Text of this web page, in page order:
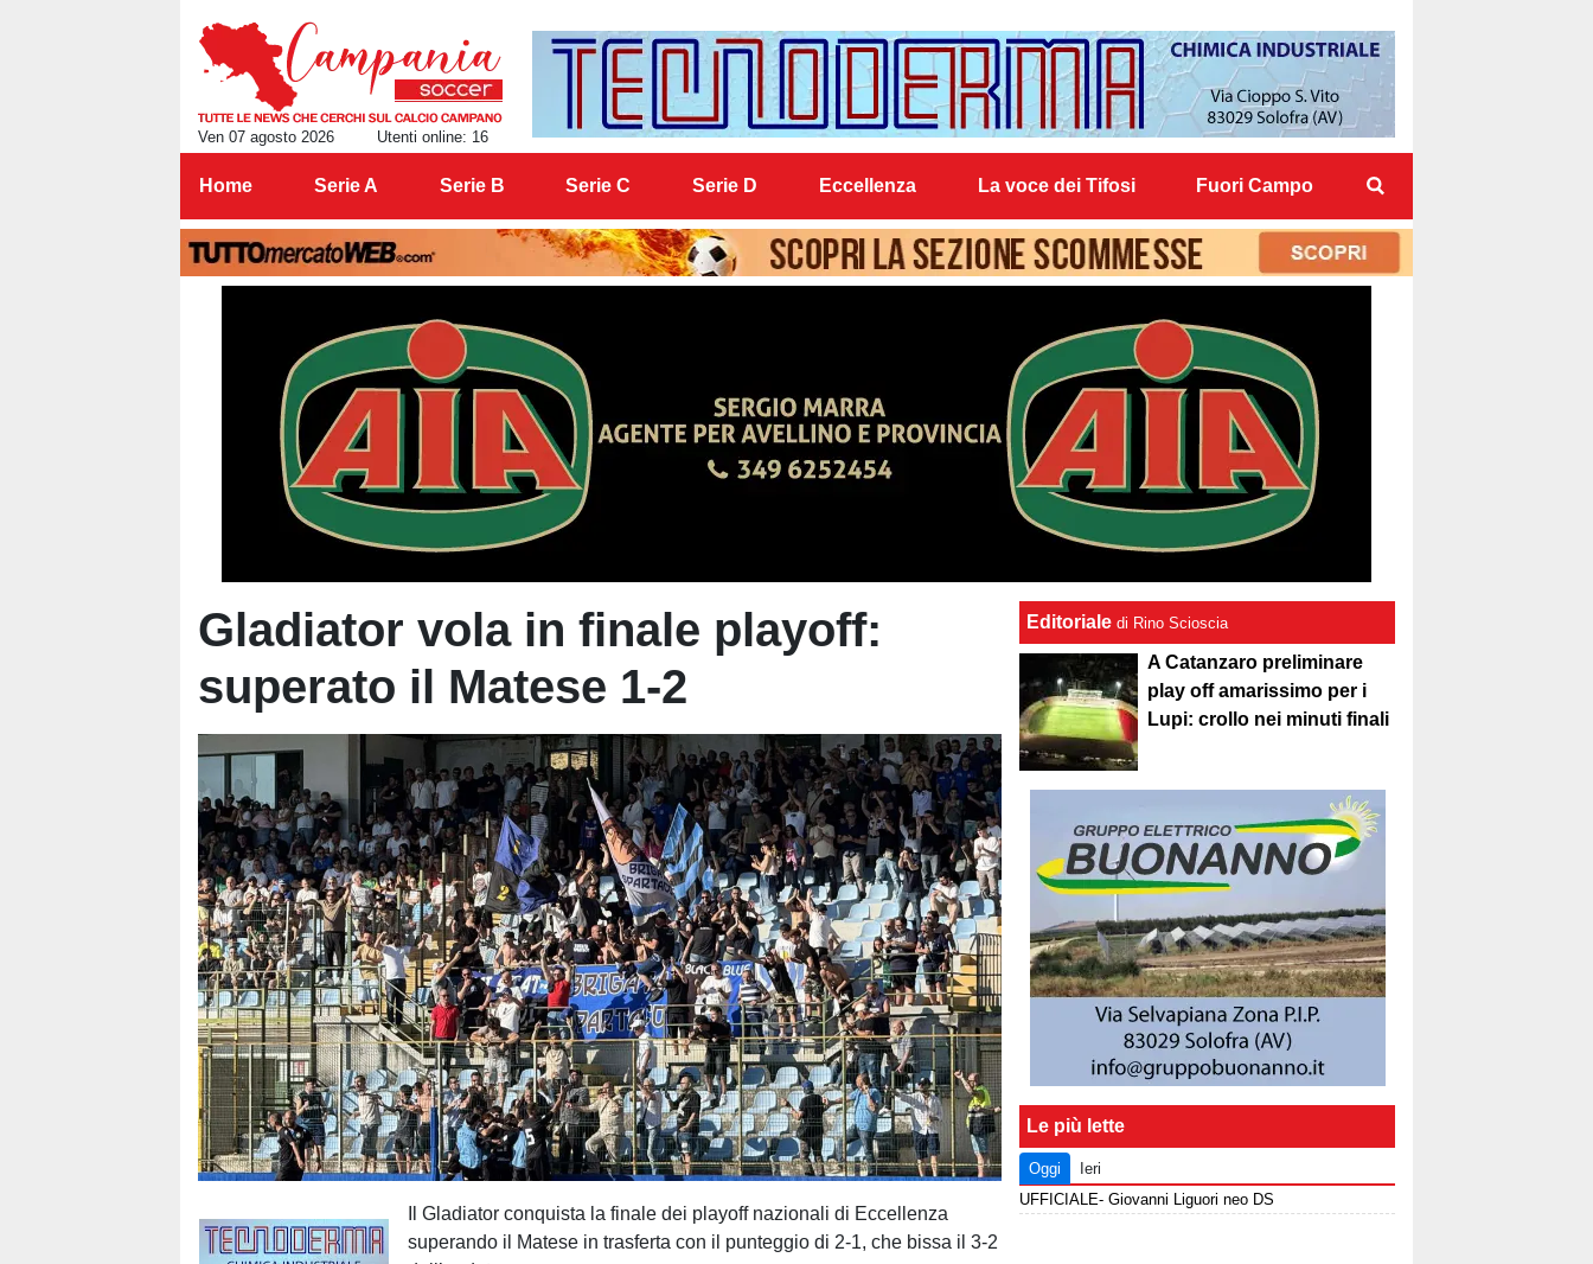
Ven 07 agosto 2026 Utenti online: 16
Home Serie A Serie B Serie C Serie D Eccellenza La voce dei Tifosi Fuori Campo
Gladiator vola in finale playoff:
superato il Matese 1-2
Il Gladiator conquista la finale dei playoff nazionali di Eccellenza
superando il Matese in trasferta con il punteggio di 2-1, che bissa il 3-2
Editoriale di Rino Scioscia
A Catanzaro preliminare
play off amarissimo per i
Lupi: crollo nei minuti finali
Le più lette
Oggi
Ieri
UFFICIALE- Giovanni Liguori neo DS